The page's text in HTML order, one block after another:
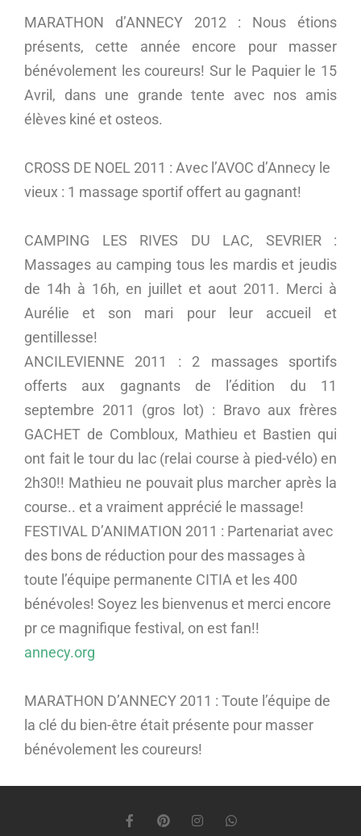
MARATHON d’ANNECY 2012 : Nous étions
présents, cette année encore pour masser
bénévolement les coureurs! Sur le Paquier le 15
Avril, dans une grande tente avec nos amis
élèves kiné et osteos.
CROSS DE NOEL 2011 : Avec l’AVOC d’Annecy le
vieux : 1 massage sportif offert au gagnant!
CAMPING LES RIVES DU LAC, SEVRIER :
Massages au camping tous les mardis et jeudis
de 14h à 16h, en juillet et aout 2011. Merci à
Aurélie et son mari pour leur accueil et
gentillesse!
ANCILEVIENNE 2011 : 2 massages sportifs
offerts aux gagnants de l’édition du 11
septembre 2011 (gros lot) : Bravo aux frères
GACHET de Combloux, Mathieu et Bastien qui
ont fait le tour du lac (relai course à pied-vélo) en
2h30!! Mathieu ne pouvait plus marcher après la
course.. et a vraiment apprécié le massage!
FESTIVAL D’ANIMATION 2011 : Partenariat avec
des bons de réduction pour des massages à
toute l’équipe permanente CITIA et les 400
bénévoles! Soyez les bienvenus et merci encore
pr ce magnifique festival, on est fan!!
annecy.org
MARATHON D’ANNECY 2011 : Toute l’équipe de
la clé du bien-être était présente pour masser
bénévolement les coureurs!